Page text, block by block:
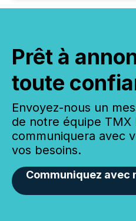
Prêt à
toute
Envoyez-nous un
de notre équipe TMX
communiquera avec
vos besoins.
Communiquez avec